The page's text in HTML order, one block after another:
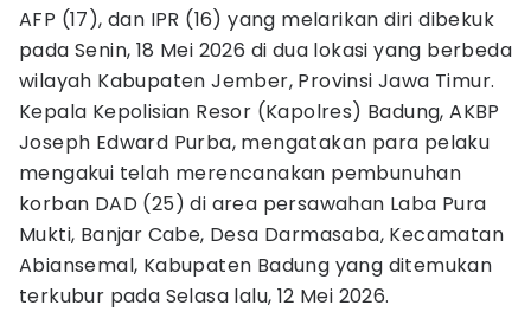
AFP (17), dan IPR (16) yang melarikan diri dibekuk
pada Senin, 18 Mei 2026 di dua lokasi yang berbeda
wilayah Kabupaten Jember, Provinsi Jawa Timur.
Kepala Kepolisian Resor (Kapolres) Badung, AKBP
Joseph Edward Purba, mengatakan para pelaku
mengakui telah merencanakan pembunuhan
korban DAD (25) di area persawahan Laba Pura
Mukti, Banjar Cabe, Desa Darmasaba, Kecamatan
Abiansemal, Kabupaten Badung yang ditemukan
terkubur pada Selasa lalu, 12 Mei 2026.